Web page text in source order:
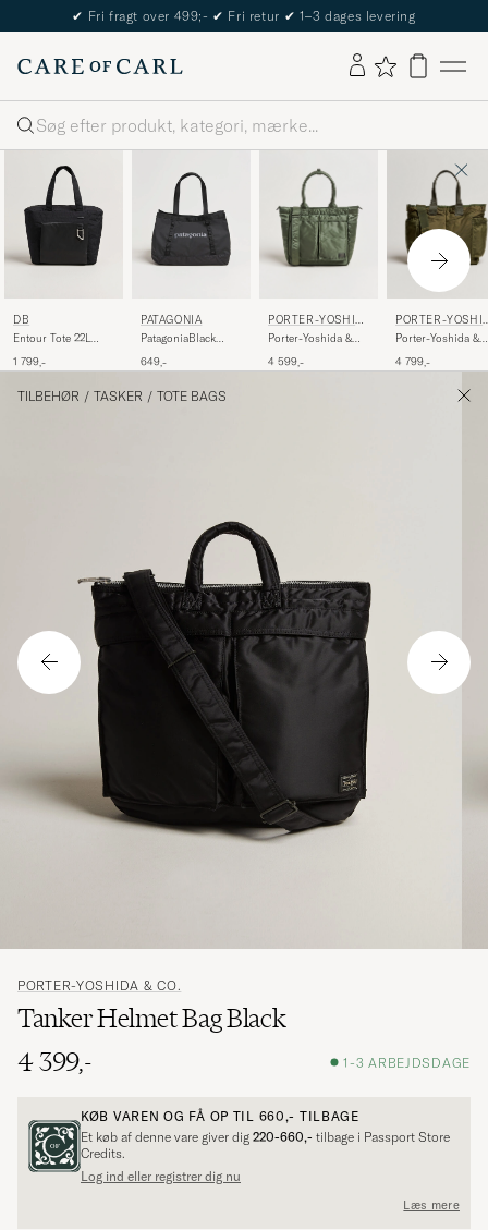
✔ Fri fragt over 499;- ✔ Fri retur ✔ 1–3 dages levering
Søg
DB
Entour Tote 22L
1 799,-
PATAGONIA
PatagoniaBlack
649,-
PORTER-YOSHID
A & CO.
Porter-Yoshida &
BagSage Green
4 599,-
PORTER-
A & CO.
Porter-Yoshida &
BagOlive Drab
4 799,-
TILBEHØR / TASKER / TOTE BAGS
PORTER-YOSHIDA & CO.
Tanker Helmet Bag Black
4 399,-
1-3 ARBEJDSDAGE
KØB VAREN OG FÅ OP TIL 660,- TILBAGE
Et køb af denne vare giver dig 220-660,- tilbage i Passport Store
Credits.
Log ind eller registrer dig nu
Læs mere